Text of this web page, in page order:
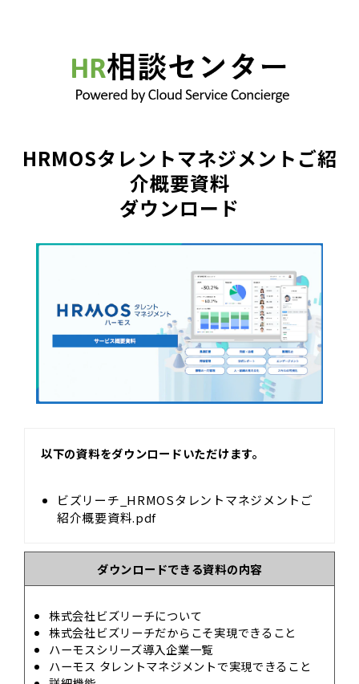
HRMOSタレントマネジメントご紹
介概要資料
ダウンロード
以下の資料をダウンロードいただけます。
ビズリーチ_HRMOSタレントマネジメントご
紹介概要資料.pdf
ダウンロードできる資料の内容
株式会社ビズリーチについて
株式会社ビズリーチだからこそ実現できること
ハーモスシリーズ導入企業一覧
ハーモス タレントマネジメントで実現できること